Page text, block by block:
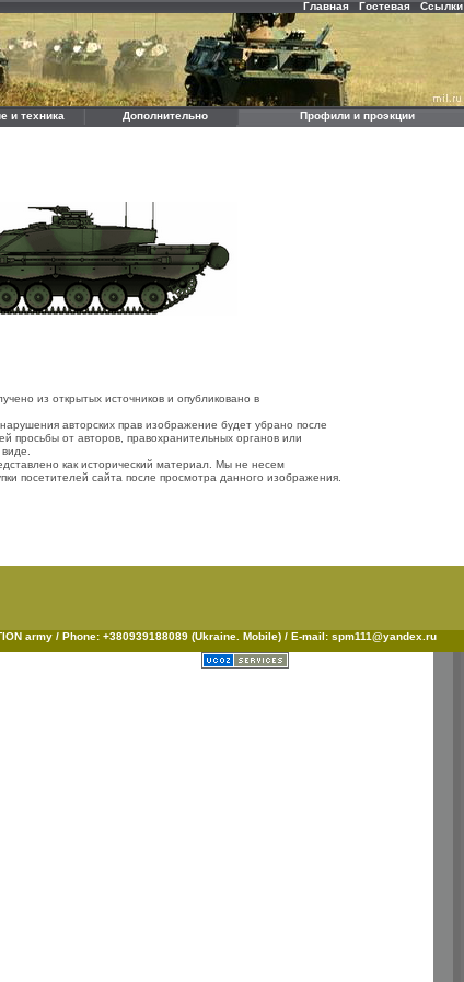
Главная Гостевая Ссылки
и техника Дополнительно Профили и проэкции
из открытых источников и опубликовано в
авторских прав изображение будет убрано после
просьбы от авторов, правохранительных органов или
как исторический материал. Мы не несем
посетителей сайта после просмотра данного изображения.
army / Phone: +380939188089 (Ukraine. Mobile) / E-mail: spm111@yandex.ru